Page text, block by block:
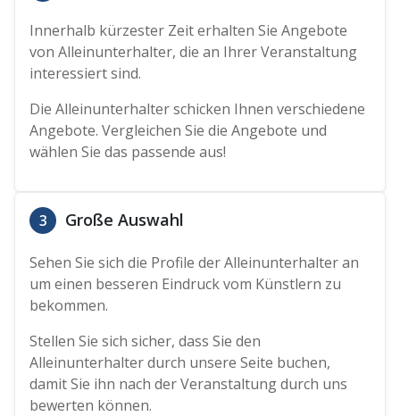
Innerhalb kürzester Zeit erhalten Sie Angebote
von Alleinunterhalter, die an Ihrer Veranstaltung
interessiert sind.
Die Alleinunterhalter schicken Ihnen verschiedene
Angebote. Vergleichen Sie die Angebote und
wählen Sie das passende aus!
3 Große Auswahl
Sehen Sie sich die Profile der Alleinunterhalter an
um einen besseren Eindruck vom Künstlern zu
bekommen.
Stellen Sie sich sicher, dass Sie den
Alleinunterhalter durch unsere Seite buchen,
damit Sie ihn nach der Veranstaltung durch uns
bewerten können.